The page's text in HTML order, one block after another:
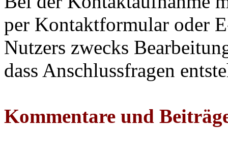
per Kontaktformular oder
Nutzers zwecks
dass Anschlussfragen
Kommentare und